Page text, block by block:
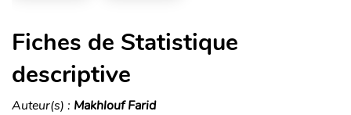
Fiches de Statistique
descriptive
Auteur(s) : Makhlouf Farid